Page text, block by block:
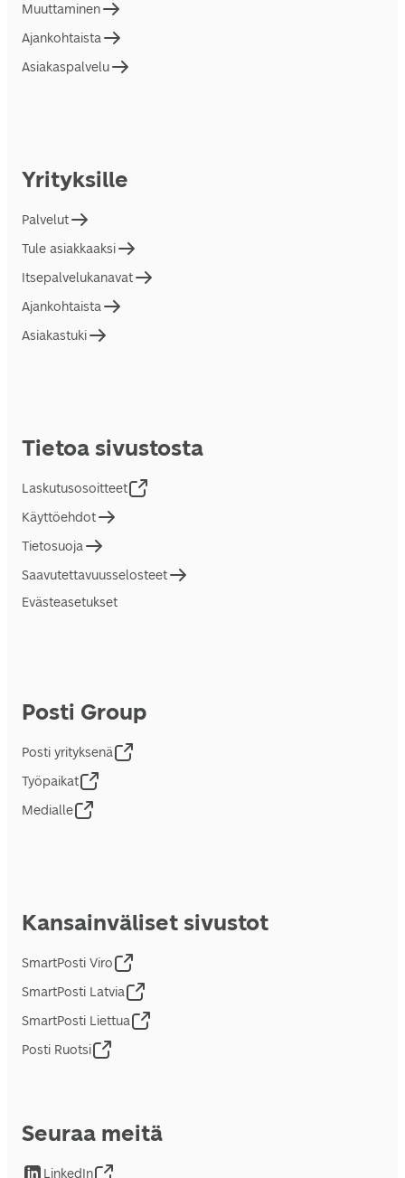
Muuttaminen
Ajankohtaista
Asiakaspalvelu
Yrityksille
Palvelut
Tule asiakkaaksi
Itsepalvelukanavat
Ajankohtaista
Asiakastuki
Tietoa sivustosta
Laskutusosoitteet
Käyttöehdot
Tietosuoja
Saavutettavuusselosteet
Evästeasetukset
Posti Group
Posti yrityksenä
Työpaikat
Medialle
Kansainväliset sivustot
SmartPosti Viro
SmartPosti Latvia
SmartPosti Liettua
Posti Ruotsi
Seuraa meitä
LinkedIn